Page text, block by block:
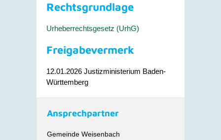
Rechtsgrundlage
Urheberrechtsgesetz (UrhG)
Freigabevermerk
12.01.2026 Justizministerium Baden-
Württemberg
Ansprechpartner
Gemeinde Weisenbach